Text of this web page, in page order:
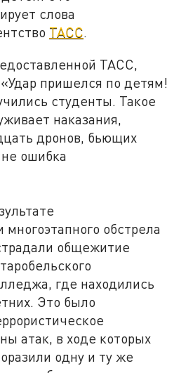
слова
ТАСС.
ТАСС,
пришелся по детям!
студенты. Такое
наказания,
дронов, бьющих
ошибка
многоэтапного обстрела
общежитие
где находились
Это было
атак, в ходе которых
одну и ту же